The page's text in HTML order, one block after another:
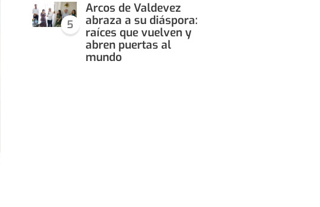
5
Arcos de Valdevez
abraza a su diáspora:
raíces que vuelven y
abren puertas al
mundo